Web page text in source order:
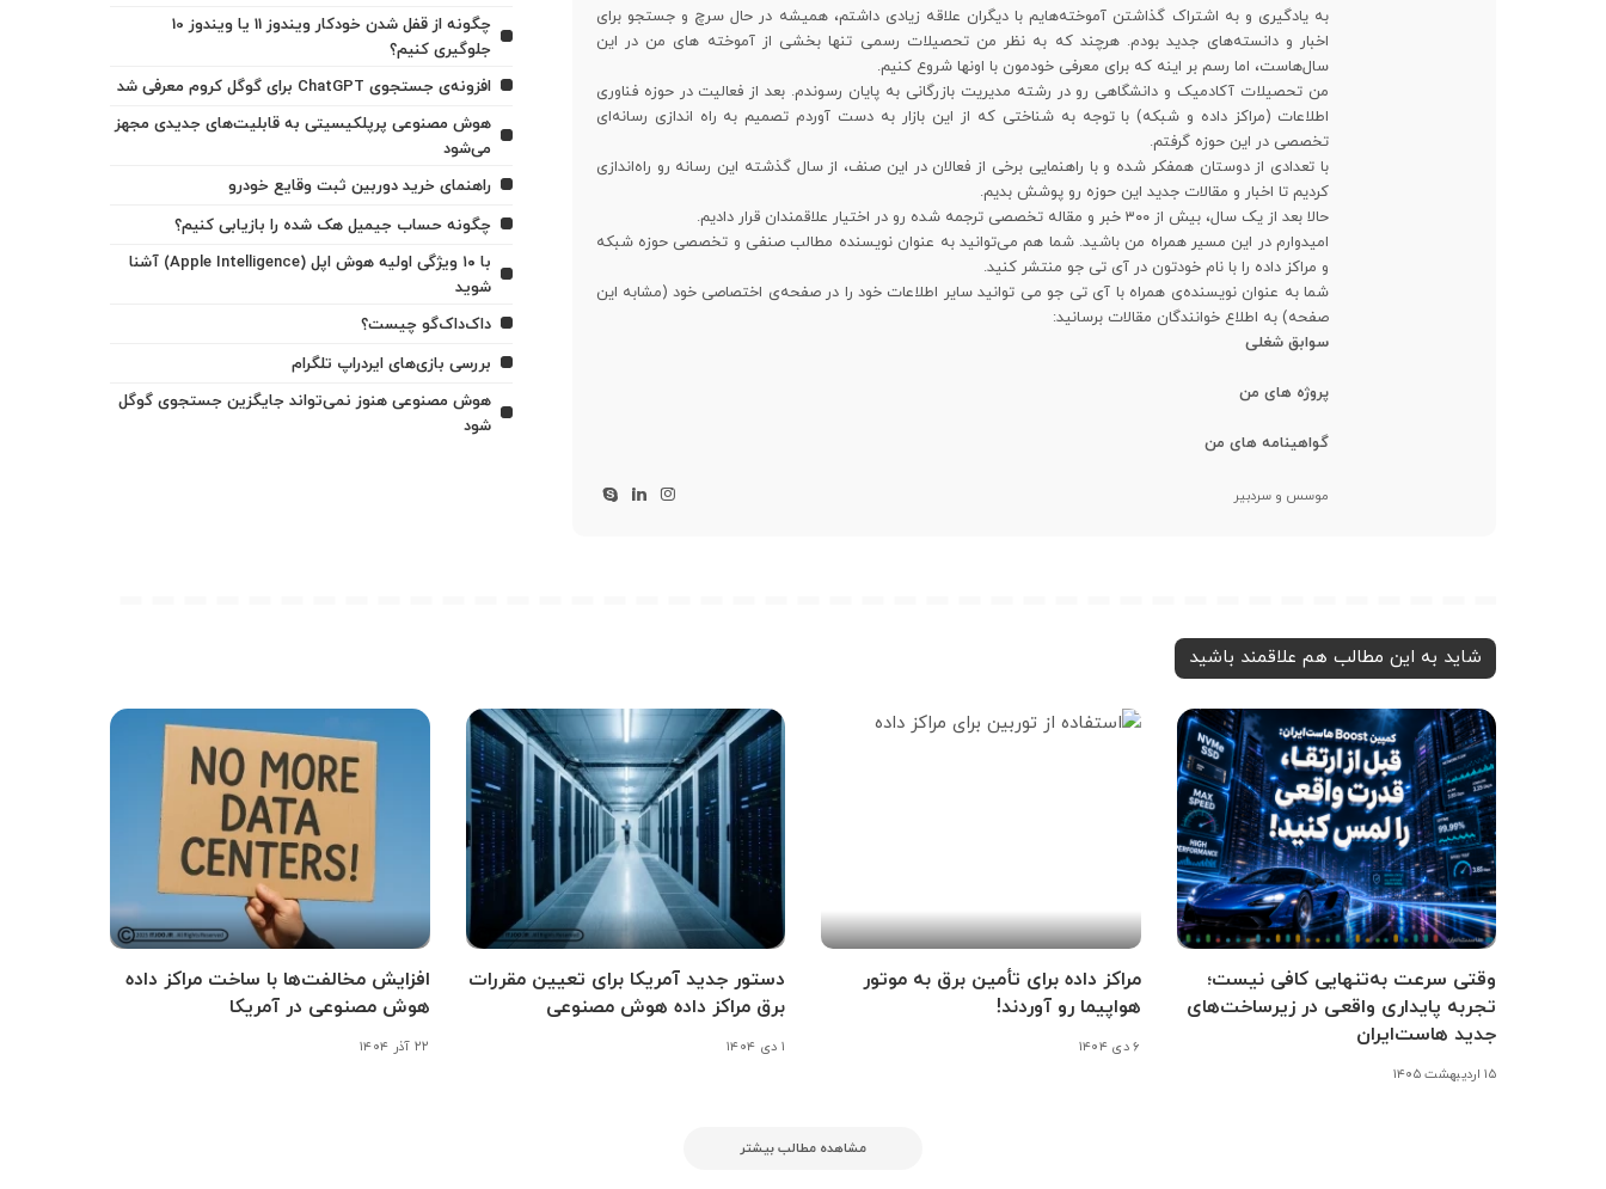
به یادگیری و به اشتراک گذاشتن آموخته‌هایم با دیگران علاقه زیادی داشتم، همیشه در حال سرچ و جستجو برای
اخبار و دانسته‌های جدید بودم. هرچند که به نظر من تحصیلات رسمی تنها بخشی از آموخته های من در این
سال‌هاست، اما رسم بر اینه که برای معرفی خودمون با اونها شروع کنیم.
من تحصیلات آکادمیک و دانشگاهی رو در رشته مدیریت بازرگانی به پایان رسوندم. بعد از فعالیت در حوزه فناوری
اطلاعات (مراکز داده و شبکه) با توجه به شناختی که از این بازار به دست آوردم تصمیم به راه اندازی رسانه‌ای
تخصصی در این حوزه گرفتم.
با تعدادی از دوستان همفکر شده و با راهنمایی برخی از فعالان در این صنف، از سال گذشته این رسانه رو راه‌اندازی
کردیم تا اخبار و مقالات جدید این حوزه رو پوشش بدیم.
حالا بعد از یک سال، بیش از ۳۰۰ خبر و مقاله تخصصی ترجمه شده رو در اختیار علاقمندان قرار دادیم.
امیدوارم در این مسیر همراه من باشید. شما هم می‌توانید به عنوان نویسنده مطالب صنفی و تخصصی حوزه شبکه
و مراکز داده را با نام خودتون در آی تی جو منتشر کنید.
شما به عنوان نویسنده‌ی همراه با آی تی جو می توانید سایر اطلاعات خود را در صفحه‌ی اختصاصی خود (مشابه این
صفحه) به اطلاع خوانندگان مقالات برسانید:
سوابق شغلی
پروژه های من
گواهینامه های من
موسس و سردبیر
چگونه از قفل شدن خودکار ویندوز 11 یا ویندوز 10
جلوگیری کنیم؟
افزونه‌ی جستجوی ChatGPT برای گوگل کروم معرفی شد
هوش مصنوعی پرپلکیسیتی به قابلیت‌های جدیدی مجهز
می‌شود
راهنمای خرید دوربین ثبت وقایع خودرو
چگونه حساب جیمیل هک شده را بازیابی کنیم؟
با ۱۰ ویژگی اولیه هوش اپل (Apple Intelligence) آشنا
شوید
داک‌داک‌گو چیست؟
بررسی بازی‌های ایردراپ تلگرام
هوش مصنوعی هنوز نمی‌تواند جایگزین جستجوی گوگل
شود
شاید به این مطالب هم علاقمند باشید
وقتی سرعت به‌تنهایی کافی نیست؛
تجربه پایداری واقعی در زیرساخت‌های
جدید هاست‌ایران
۱۵ اردیبهشت ۱۴۰۵
مراکز داده برای تأمین برق به موتور
هواپیما رو آوردند!
۶ دی ۱۴۰۴
دستور جدید آمریکا برای تعیین مقررات
برق مراکز داده هوش مصنوعی
۱ دی ۱۴۰۴
افزایش مخالفت‌ها با ساخت مراکز داده
هوش مصنوعی در آمریکا
۲۲ آذر ۱۴۰۴
مشاهده مطالب بیشتر